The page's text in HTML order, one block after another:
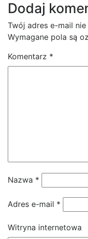
Dodaj
Twój adres e-mail
Wymagane pola są
Komentarz *
Nazwa *
Adres e-mail *
Witryna internetowa